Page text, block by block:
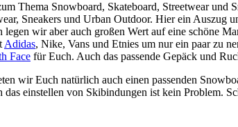
Thema Snowboard, Skateboard, Streetwear
Sneakers und Urban Outdoor. Hier ein Auszug
legen wir aber auch großen Wert auf eine schöne
Adidas, Nike, Vans und Etnies um nur ein paar zu
Face für Euch. Auch das passende Gepäck und
wir Euch natürlich auch einen passenden
einstellen von Skibindungen ist kein Problem.